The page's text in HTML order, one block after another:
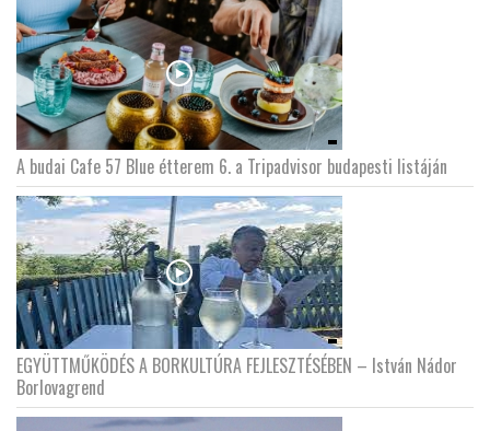
A budai Cafe 57 Blue étterem 6. a Tripadvisor budapesti listáján
EGYÜTTMŰKÖDÉS A BORKULTÚRA FEJLESZTÉSÉBEN – István Nádor
Borlovagrend